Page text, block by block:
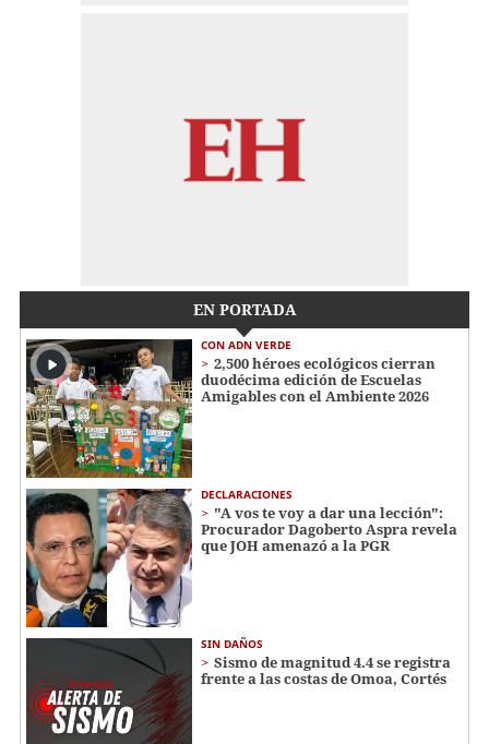
EN PORTADA
CON ADN VERDE
2,500 héroes ecológicos cierran
duodécima edición de Escuelas
Amigables con el Ambiente 2026
DECLARACIONES
"A vos te voy a dar una lección":
Procurador Dagoberto Aspra revela
que JOH amenazó a la PGR
SIN DAÑOS
Sismo de magnitud 4.4 se registra
frente a las costas de Omoa, Cortés